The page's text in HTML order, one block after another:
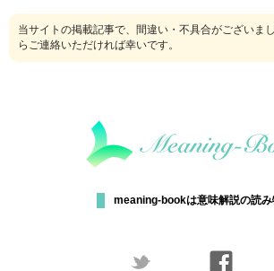
当サイトの掲載記事で、間違い・不具合がございまし
らご連絡いただければ幸いです。
meaning-bookは意味解説の読み